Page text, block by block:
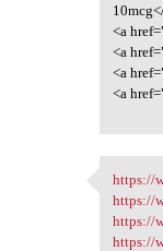
<a
<a
<a
<a
https://
https://
https://
https://